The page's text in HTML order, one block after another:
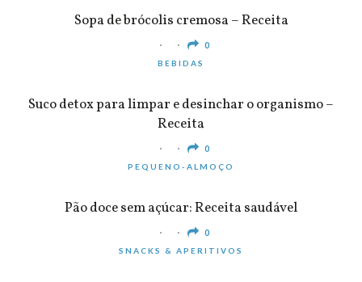
Sopa de brócolis cremosa – Receita
0
BEBIDAS
Suco detox para limpar e desinchar o organismo –
Receita
0
PEQUENO-ALMOÇO
Pão doce sem açúcar: Receita saudável
0
SNACKS & APERITIVOS